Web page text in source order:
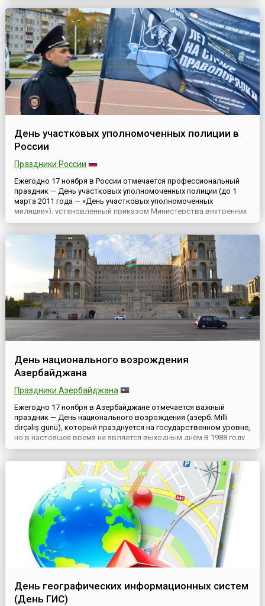
Бол...
День участковых уполномоченных полиции в
России
Праздники России
Ежегодно 17 ноября в России отмечается профессиональный
праздник — День участковых уполномоченных полиции (до 1
марта 2011 года — «День участковых уполномоченных
милиции»), установленный приказом Министерства внутренних
дел РФ № 868 от 6 сентября 2002 года, «в целях сохранения
милиции, пропаганды и распространения положительного
опыта и сложившихс...
День национального возрождения
Азербайджана
Праздники Азербайджана
Ежегодно 17 ноября в Азербайджане отмечается важный
праздник — День национального возрождения (азерб. Milli
dirçəliş günü), который празднуется на государственном уровне,
но в настоящее время не является выходным днём.В 1988 году
в этот день на площади Ленина (сегодня — площадь Свободы) в
против политики центральных властей бывшего Союз...
День географических информационных систем
(День ГИС)